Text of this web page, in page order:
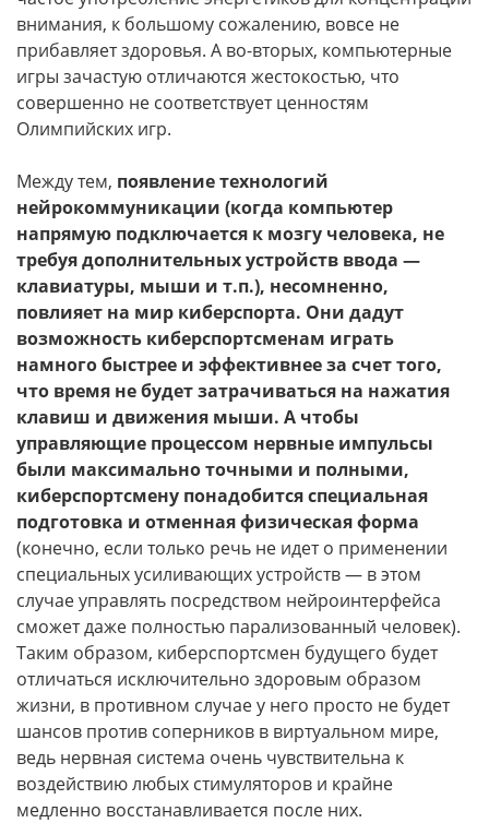
внимания, к большому сожалению, вовсе не
прибавляет здоровья. А во-вторых, компьютерные
игры зачастую отличаются жестокостью, что
совершенно не соответствует ценностям
Олимпийских игр.
Между тем, появление технологий
нейрокоммуникации (когда компьютер
напрямую подключается к мозгу человека, не
требуя дополнительных устройств ввода —
клавиатуры, мыши и т.п.), несомненно,
повлияет на мир киберспорта. Они дадут
возможность киберспортсменам играть
намного быстрее и эффективнее за счет того,
что время не будет затрачиваться на нажатия
клавиш и движения мыши. А чтобы
управляющие процессом нервные импульсы
были максимально точными и полными,
киберспортсмену понадобится специальная
подготовка и отменная физическая форма
(конечно, если только речь не идет о применении
специальных усиливающих устройств — в этом
случае управлять посредством нейроинтерфейса
сможет даже полностью парализованный человек).
Таким образом, киберспортсмен будущего будет
отличаться исключительно здоровым образом
жизни, в противном случае у него просто не будет
шансов против соперников в виртуальном мире,
ведь нервная система очень чувствительна к
воздействию любых стимуляторов и крайне
медленно восстанавливается после них.